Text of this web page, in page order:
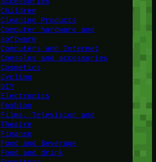
Children
Cleaning Products
Computer hardware and
software
Computers and Internet
Consoles and accessories
Cosmetics
Cycling
DIY
Electronics
Fashion
Films, Television and
Theatre
Finanse
Food and Beverage
Food and drink